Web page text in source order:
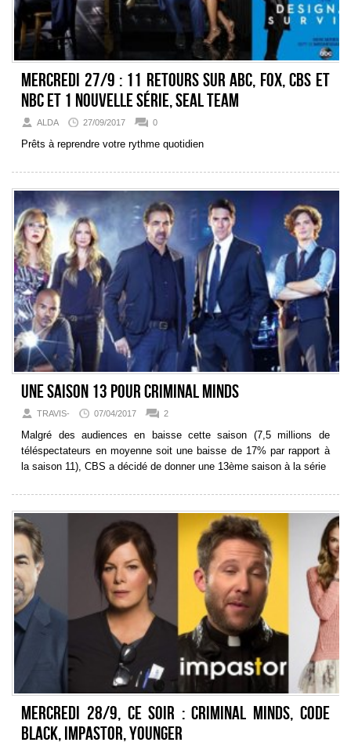
Mercredi 27/9 : 11 retours sur ABC, Fox, CBS et
NBC et 1 nouvelle série, Seal Team
ALDA 27/09/2017 0
Prêts à reprendre votre rythme quotidien
Une saison 13 pour Criminal Minds
TRAVIS- 07/04/2017 2
Malgré des audiences en baisse cette saison (7,5 millions de
téléspectateurs en moyenne soit une baisse de 17% par rapport à
la saison 11), CBS a décidé de donner une 13ème saison à la série
Mercredi 28/9, ce soir : Criminal Minds, Code
Black, Impastor, Younger